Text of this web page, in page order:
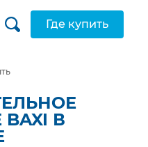
Где купить
В